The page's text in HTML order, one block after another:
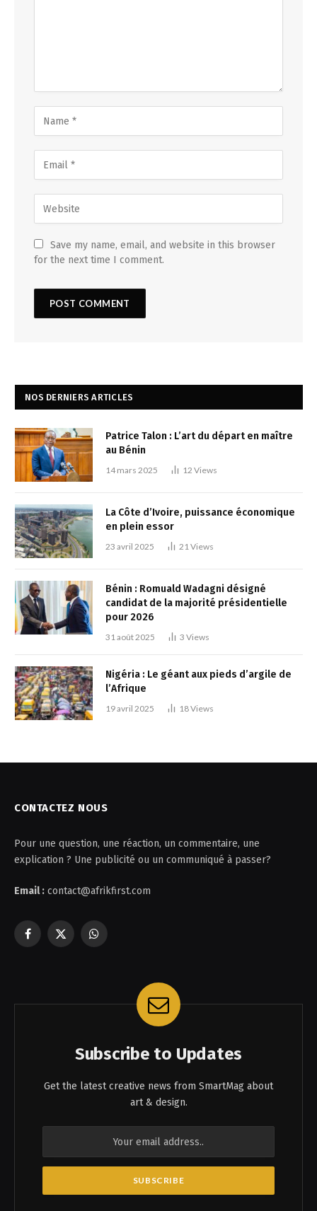
Save my name, email, and website in this browser
for the next time I comment.
NOS DERNIERS ARTICLES
Patrice Talon : L’art du départ en maître
au Bénin
14 mars 2025 12 Views
La Côte d’Ivoire, puissance économique
en plein essor
23 avril 2025 21Views
Bénin : Romuald Wadagni désigné
candidat de la majorité présidentielle
pour 2026
31 août 2025 3 Views
Nigéria : Le géant aux pieds d’argile de
l’Afrique
19 avril 2025 18Views
CONTACTEZ NOUS
Pour une question, une réaction, un commentaire, une
explication ? Une publicité ou un communiqué à passer?
Email : contact@afrikfirst.com
Facebook
X
WhatsApp
Subscribe to Updates
Get the latest creative news from SmartMag about
art & design.